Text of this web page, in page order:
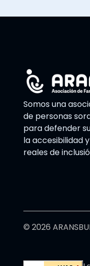
Somos una
de personas
para defender
la accesibilidad
reales de
© 2026